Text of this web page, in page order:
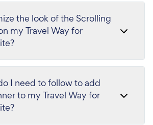
the look of the Scrolling
my Travel Way for
I need to follow to add
to my Travel Way for